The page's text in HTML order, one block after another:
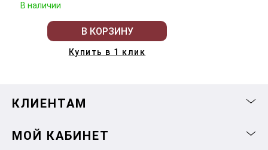
В наличии
В КОРЗИНУ
Купить в 1 клик
КЛИЕНТАМ
МОЙ КАБИНЕТ